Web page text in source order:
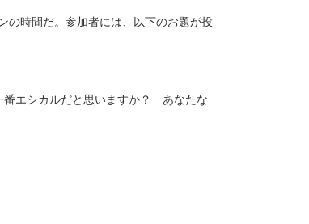
の時間だ。参加者には、以下のお題が投
番エシカルだと思いますか？ あなたな